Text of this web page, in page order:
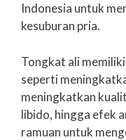
Indonesia untuk
kesuburan pria.
Tongkat ali
seperti
meningkatkan
libido, hingga efek
ramuan untuk